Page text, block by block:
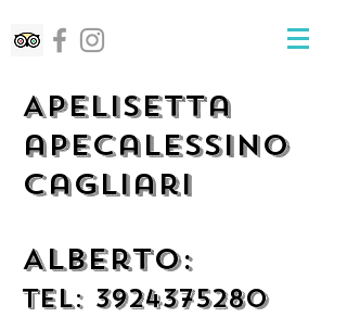
ApeLisetta
apecalessino
Cagliari
Alberto:
Tel: 3924375280